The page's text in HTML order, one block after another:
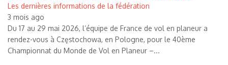
Les dernières informations de la fédération
3 mois ago
Du 17 au 29 mai 2026, l’équipe de France de vol en planeur a
rendez-vous à Częstochowa, en Pologne, pour le 40ème
Championnat du Monde de Vol en Planeur –...